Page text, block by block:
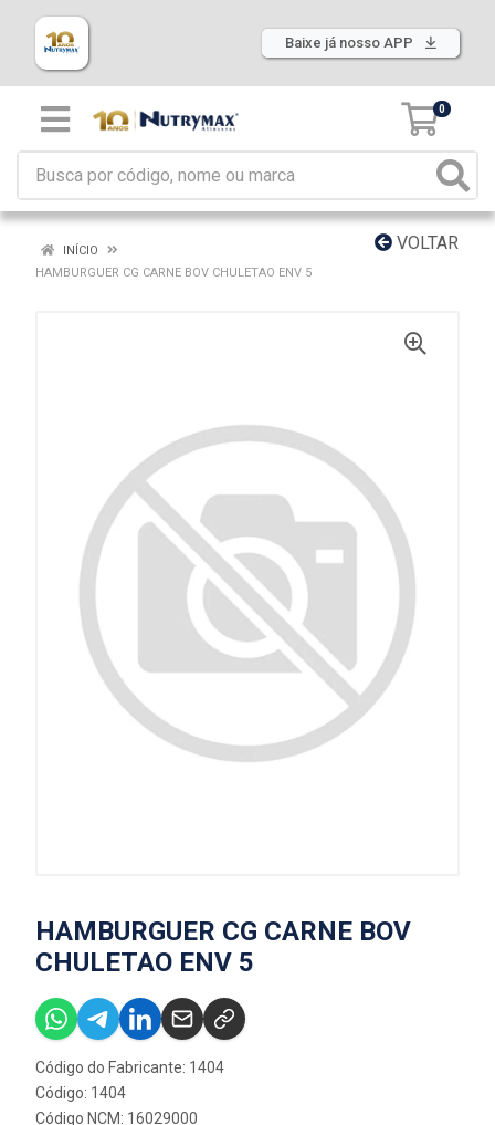
Baixe já nosso APP
0
VOLTAR
INÍCIO
HAMBURGUER CG CARNE BOV CHULETAO ENV 5
HAMBURGUER CG CARNE BOV
CHULETAO ENV 5
Código do Fabricante: 1404
Código: 1404
Código NCM: 16029000